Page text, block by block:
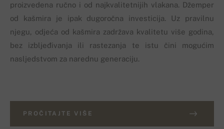
proizvedena ručno i od najkvalitetnijih vlakana. Džemper
od kašmira je ipak dugoročna investicija. Uz pravilnu
njegu, odjeća od kašmira zadržava kvalitetu više godina,
bez izbljeđivanja ili rastezanja te istu čini mogućim
nasljedstvom za narednu generaciju.
PROČITAJTE VIŠE